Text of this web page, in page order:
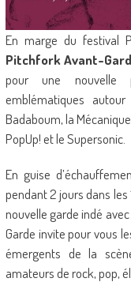
En marge du festival
Pitchfork Avant-
pour une nouvelle
emblématiques
Badaboum, la
PopUp! et le Supersonic.
En guise
pendant 2 jours dans les
nouvelle garde indé
Garde invite pour vous
émergents de la
amateurs de rock, pop,